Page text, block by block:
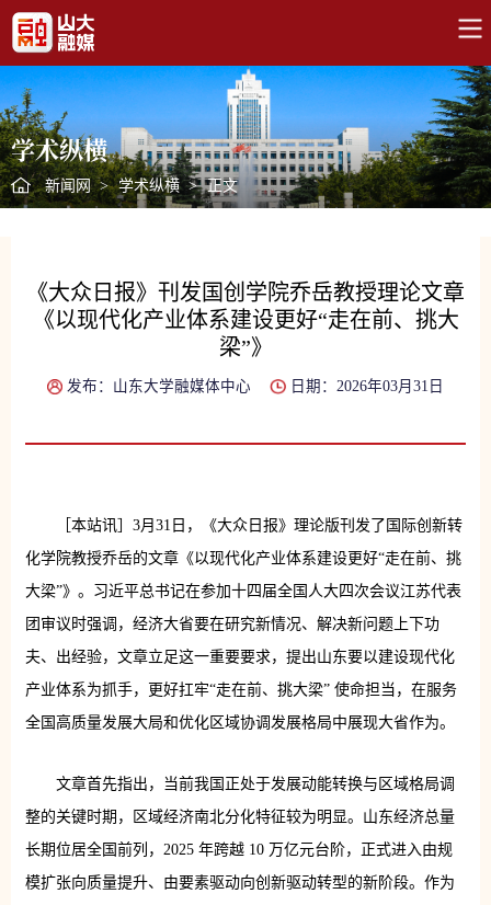
学术纵横
新闻网 > 学术纵横 > 正文
《大众日报》刊发国创学院乔岳教授理论文章
《以现代化产业体系建设更好“走在前、挑大
梁”》
发布：山东大学融媒体中心 日期：2026年03月31日
［本站讯］3月31日，《大众日报》理论版刊发了国际创新转
化学院教授乔岳的文章《以现代化产业体系建设更好“走在前、挑
大梁”》。习近平总书记在参加十四届全国人大四次会议江苏代表
团审议时强调，经济大省要在研究新情况、解决新问题上下功
夫、出经验，文章立足这一重要要求，提出山东要以建设现代化
产业体系为抓手，更好扛牢“走在前、挑大梁” 使命担当，在服务
全国高质量发展大局和优化区域协调发展格局中展现大省作为。
文章首先指出，当前我国正处于发展动能转换与区域格局调
整的关键时期，区域经济南北分化特征较为明显。山东经济总量
长期位居全国前列，2025 年跨越 10 万亿元台阶，正式进入由规
模扩张向质量提升、由要素驱动向创新驱动转型的新阶段。作为